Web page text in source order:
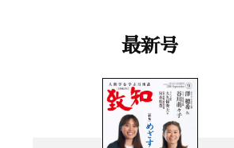
最新号